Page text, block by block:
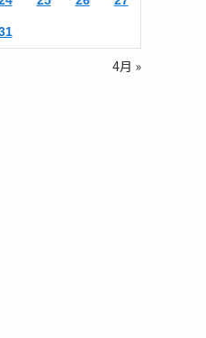
4月 »